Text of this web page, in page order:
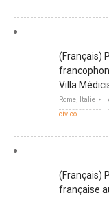
(Français)
Villa
Rome, Italie
cívico
(Français)
française